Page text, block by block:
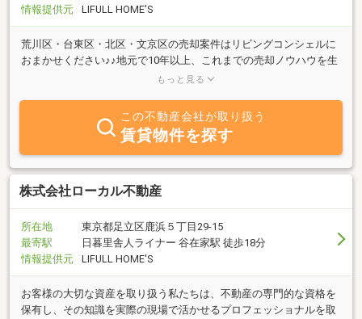
情報提供元
LIFULL HOME'S
荒川区・台東区・北区・文京区の売却案件はリビングコンシェルに
おまかせください♪♪地元で10年以上、これまでの売却ノウハウを生
かして、ベテランスタッフから女性スタッフが親身に対応させてい
もっと見る
この不動産会社が取り扱う
賃貸物件を探す
株式会社ローカル不動産
所在地
東京都足立区鹿浜５丁目29-15
最寄駅
日暮里舎人ライナー 谷在家駅 徒歩18分
情報提供元
LIFULL HOME'S
お客様の大切な資産を取り扱う私たちは、不動産の専門的な資格を
保有し、その知識を実際の現場で活かせるプロフェッショナルを取